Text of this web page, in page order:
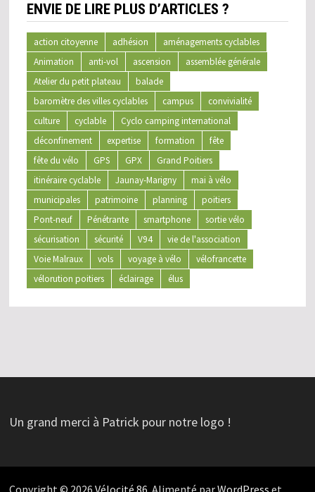
ENVIE DE LIRE PLUS D’ARTICLES ?
action citoyenne adhésion
aménagements cyclables
Animation
anti-vol ascension
assemblée générale
Atelier du petit plateau
balade
baromètre des villes cyclables
campus
convivialité
culture
cyclable
Cyclo camping international
déconfinement
expertise formation
fête
fête du vélo
GPS GPX
Grand Poitiers
itinéraire cyclable
Jaunay-Marigny
mai à vélo
municipales
patrimoine planning
poitiers
Pont-neuf
Pénétrante smartphone
sortie vélo
sécurisation
sécurité V94
vie de l'association
Voie Malraux
vols voyage à vélo
vélofrancette
vélorution poitiers
éclairage élus
Un grand merci à Patrick pour notre logo !